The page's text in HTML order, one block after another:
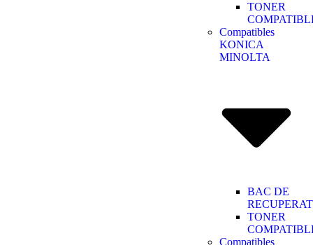
TONER
Compatibles
KONICA
MINOLTA
BAC DE
TONER
Compatibles